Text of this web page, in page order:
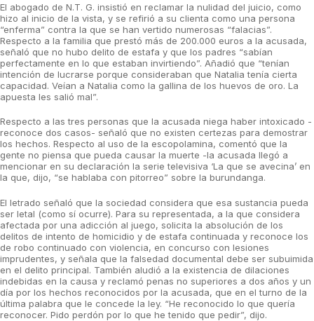
El abogado de N.T. G. insistió en reclamar la nulidad del juicio, como
hizo al inicio de la vista, y se refirió a su clienta como una persona
“enferma” contra la que se han vertido numerosas “falacias”.
Respecto a la familia que prestó más de 200.000 euros a la acusada,
señaló que no hubo delito de estafa y que los padres “sabían
perfectamente en lo que estaban invirtiendo”. Añadió que “tenían
intención de lucrarse porque consideraban que Natalia tenía cierta
capacidad. Veían a Natalia como la gallina de los huevos de oro. La
apuesta les salió mal”.
Respecto a las tres personas que la acusada niega haber intoxicado -
reconoce dos casos- señaló que no existen certezas para demostrar
los hechos. Respecto al uso de la escopolamina, comentó que la
gente no piensa que pueda causar la muerte -la acusada llegó a
mencionar en su declaración la serie televisiva ‘La que se avecina’ en
la que, dijo, “se hablaba con pitorreo” sobre la burundanga.
El letrado señaló que la sociedad considera que esa sustancia pueda
ser letal (como sí ocurre). Para su representada, a la que considera
afectada por una adicción al juego, solicita la absolución de los
delitos de intento de homicidio y de estafa continuada y reconoce los
de robo continuado con violencia, en concurso con lesiones
imprudentes, y señala que la falsedad documental debe ser subuimida
en el delito principal. También aludió a la existencia de dilaciones
indebidas en la causa y reclamó penas no superiores a dos años y un
día por los hechos reconocidos por la acusada, que en el turno de la
última palabra que le concede la ley. “He reconocido lo que quería
reconocer. Pido perdón por lo que he tenido que pedir”, dijo.